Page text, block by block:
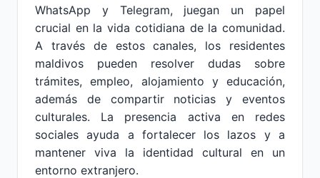
WhatsApp y Telegram, juegan un papel
crucial en la vida cotidiana de la comunidad.
A través de estos canales, los residentes
maldivos pueden resolver dudas sobre
trámites, empleo, alojamiento y educación,
además de compartir noticias y eventos
culturales. La presencia activa en redes
sociales ayuda a fortalecer los lazos y a
mantener viva la identidad cultural en un
entorno extranjero.